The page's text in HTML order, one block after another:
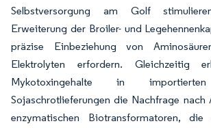
Selbstversorgung am Golf
Erweiterung der Broiler- und
präzise Einbeziehung von
Elektrolyten erfordern. Gleichzeitig
Mykotoxingehalte in
Sojaschrotlieferungen die Nachfrage nach
enzymatischen Biotransformatoren,